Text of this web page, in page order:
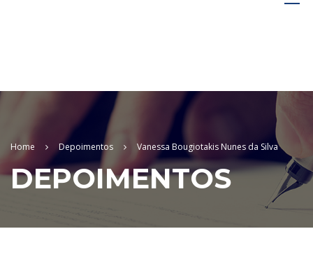
Home Depoimentos Vanessa Bougiotakis Nunes da Silva
DEPOIMENTOS